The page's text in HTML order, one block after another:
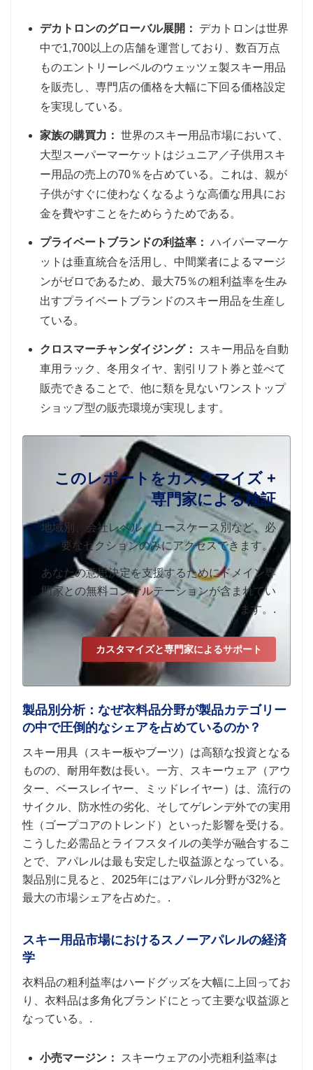
デカトロンのグローバル展開：
デカトロンは世界
中で1,700以上の店舗を運営しており、数百万点
ものエントリーレベルのウェッツェ製スキー用品
を販売し、専門店の価格を大幅に下回る価格設定
を実現している。
家族の購買力： 世界のスキー用品市場において、
大型スーパーマーケットはジュニア／子供用スキ
ー用品の売上の70％を占めている。これは、親が
子供がすぐに使わなくなるような高価な用具にお
金を費やすことをためらうためである。
プライベートブランドの利益率： ハイパーマーケ
ットは垂直統合を活用し、中間業者によるマージ
ンがゼロであるため、最大75％の粗利益率を生み
出すプライベートブランドのスキー用品を生産し
ている。
クロスマーチャンダイジング：
スキー用品を自動
車用ラック、冬用タイヤ、割引リフト券と並べて
販売できることで、他に類を見ないワンストップ
ショップ型の販売環境が実現します。
このレポートをカスタマイズ +
専門家による検証
地域別、会社レベル、ユースケース別など、必
要なセクションのみにアクセスできます。.
あなたの意思決定を支援するためにドメイン専
門家との無料コンサルテーションが含まれてい
ます。.
カスタマイズと専門家によるサポート
製品別分析：なぜ衣料品分野が製品カテゴリー
の中で圧倒的なシェアを占めているのか？
スキー用具（スキー板やブーツ）は高額な投資となる
ものの、耐用年数は長い。一方、スキーウェア（アウ
ター、ベースレイヤー、ミッドレイヤー）は、流行の
サイクル、防水性の劣化、そしてゲレンデ外での実用
性（ゴープコアのトレンド）といった影響を受ける。
こうした必需品とライフスタイルの美学が融合するこ
とで、アパレルは最も安定した収益源となっている。
製品別に見ると、2025年にはアパレル分野が32%と
最大の市場シェアを占めた。.
スキー用品市場におけるスノーアパレルの経済
学
衣料品の粗利益率はハードグッズを大幅に上回ってお
り、衣料品は多角化ブランドにとって主要な収益源と
なっている。.
小売マージン：
スキーウェアの小売粗利益率は